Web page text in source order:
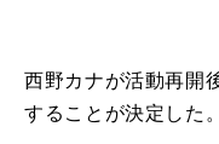
西野カナが活動再開
することが決定した。